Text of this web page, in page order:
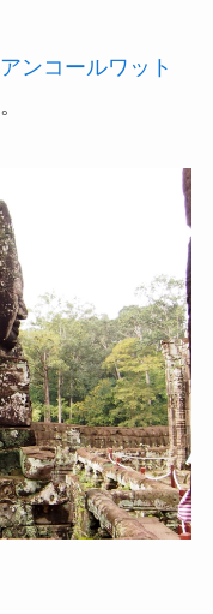
アンコールワット